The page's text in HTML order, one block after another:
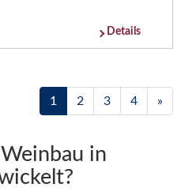
Details
1 2 3 4 »
in